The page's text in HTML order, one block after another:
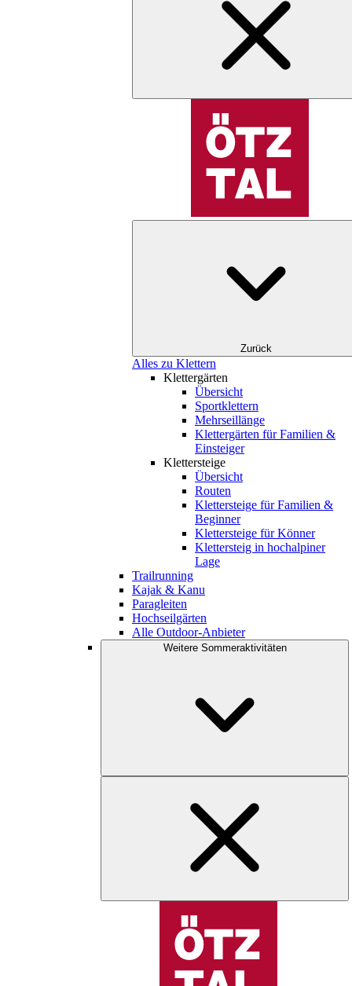
Zurück
Alles zu Klettern
Klettergärten
Übersicht
Sportklettern
Mehrseillänge
Klettergärten für Familien &
Einsteiger
Klettersteige
Übersicht
Routen
Klettersteige für Familien &
Beginner
Klettersteige für Könner
Klettersteig in hochalpiner
Lage
Trailrunning
Kajak & Kanu
Paragleiten
Hochseilgärten
Alle Outdoor-Anbieter
Weitere Sommeraktivitäten